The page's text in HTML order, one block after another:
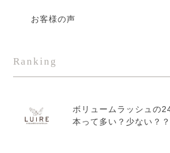
お客様の声
Ranking
ボリュームラッシュの
本って多い？少ない？？